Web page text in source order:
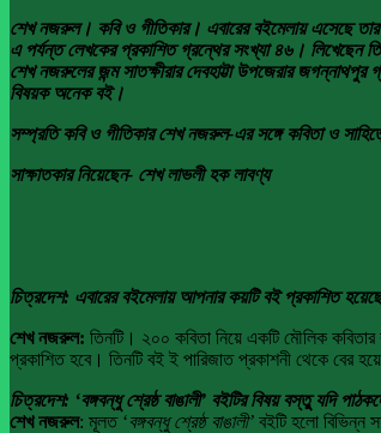
শেখ নজরুল। কবি ও গীতিকার। এবারের বইমেলায় এসেছে তার
এ পর্যন্ত লেখকের প্রকাশিত গ্রন্থের সংখ্যা ৪৬। লিখেছেন
শেখ নজরুলের জন্ম সাতক্ষীরার দেবহাট্টা উপজেরার
বিষয়ক অনেক বই।
সম্প্রতি কবি ও গীতিকার শেখ নজরুল-এর সঙ্গে কবিতা ও
সাক্ষাতকার নিয়েছেন- শেখ লাভলী হক লাবণ্য
চিত্রদেশ: এবারের বইমেলায় আপনার কয়টি বই প্রকাশিত
শেখ নজরুল: তিনটি। ২০০ কবিতা নিয়ে একটি মৌলিক কবিতার
প্রকাশিত হবে। তিনটি বই ই পারিজাত প্রকাশনী থেকে বের
চিত্রদেশ: ‘বঙ্গবন্ধু শ্রেষ্ঠ বাঙালী’ বইটির বিষয় বস্তুু যদি
শেখ নজরুল: মূলত ‘বঙ্গবন্ধু শ্রেষ্ঠ বাঙালী’ বইটি হলো বিভিন্ন